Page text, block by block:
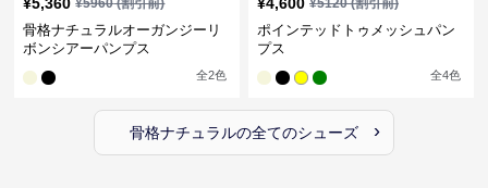
¥5960(割引前)
骨格ナチュラルオーガンジーリ
ボンシアーパンプス
全2色
¥5120(割引前)
ポインテッドトゥメッシュパン
プス
全4色
骨格ナチュラルの全てのシューズ ›